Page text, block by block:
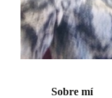
Sobre mí